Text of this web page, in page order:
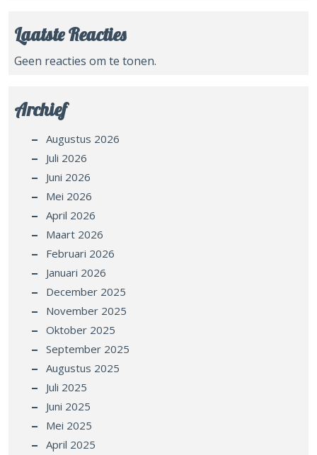
Laatste Reacties
Geen reacties om te tonen.
Archief
Augustus 2026
Juli 2026
Juni 2026
Mei 2026
April 2026
Maart 2026
Februari 2026
Januari 2026
December 2025
November 2025
Oktober 2025
September 2025
Augustus 2025
Juli 2025
Juni 2025
Mei 2025
April 2025